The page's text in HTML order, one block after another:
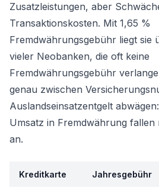
Zusatzleistungen, aber
Transaktionskosten. Mit 1,65 %
Fremdwährungsgebühr liegt sie
vieler Neobanken, die oft keine
Fremdwährungsgebühr
genau zwischen
Auslandseinsatzentgelt
Umsatz in Fremdwährung fallen
an.
Kreditkarte Jahresgebühr